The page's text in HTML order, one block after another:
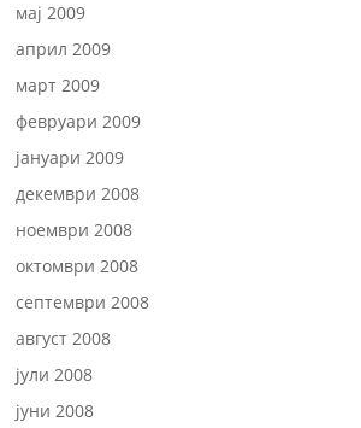
мај 2009
април 2009
март 2009
февруари 2009
јануари 2009
декември 2008
ноември 2008
октомври 2008
септември 2008
август 2008
јули 2008
јуни 2008